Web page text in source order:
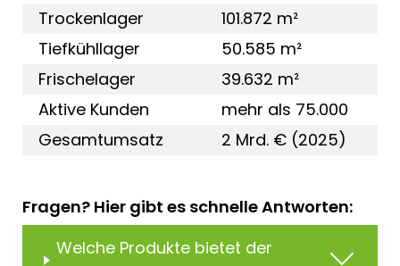
Trockenlager
101.872 m²
Tiefkühllager
50.585 m²
Frischelager
39.632 m²
Aktive Kunden
mehr als 75.000
Gesamtumsatz
2 Mrd. € (2025)
Fragen? Hier gibt es schnelle Antworten:
Welche Produkte bietet der